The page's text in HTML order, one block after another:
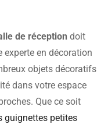
de réception doit
experte en décoration
objets décoratifs
dans votre espace
Que ce soit
guignettes petites